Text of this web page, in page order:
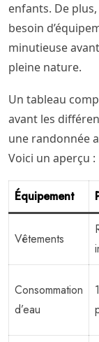
enfants. De
besoin
minutieuse
pleine nature.
Un tableau
avant les
une randonnée
Voici un aperçu :
Équipement
Vêtements
Consommation
d’eau